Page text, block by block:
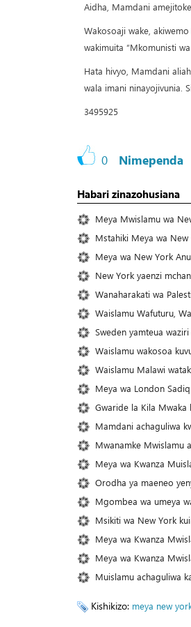
Aidha, Mamdani
Wakosoaji wake,
wakimuita “Mkomunisti
Hata hivyo, Mamdani
wala imani ninayojivunia.
3495925
0 Nimependa
Habari zinazohusiana
Meya Mwislamu wa
Mstahiki Meya wa
Meya wa New York
New York yaenzi
Wanaharakati wa
Waislamu Wafuturu,
Sweden yamteua
Waislamu wakosoa
Waislamu Malawi
Meya wa London
Gwaride la Kila Mwaka
Mamdani achaguliwa
Mwanamke Mwislamu
Meya wa Kwanza
Orodha ya maeneo
Mgombea wa umeya
Msikiti wa New York
Meya wa Kwanza
Meya wa Kwanza
Muislamu achaguliwa
Kishikizo: meya new